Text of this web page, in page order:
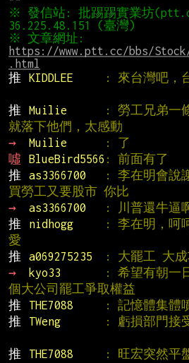
※ 發信站: 批踢踢實業坊
https://www.ptt.cc/bbs/Stock/
.html
推
KIDDLEE
: 來台灣吧，
推
Muilie
: 勞工兄弟一
就落下他們，太感動
→
Muilie : 了
噓
BlueBird5566 : 前面有了
推
as3366700
: 李在明會說
買勞工又要股市 你比
→
as3366700 : 川普還牛逼
推
nidhogg
: 李在明，呵
愛
推
a069275235 : 大罷工 大成
→
kyo33
: 希望有朝一
個大公司罷工爭取權益
推
THE7088 : 記憶體集體
推
TWeng
: 虧損部門接
推
THE7088
: 旺宏突然平